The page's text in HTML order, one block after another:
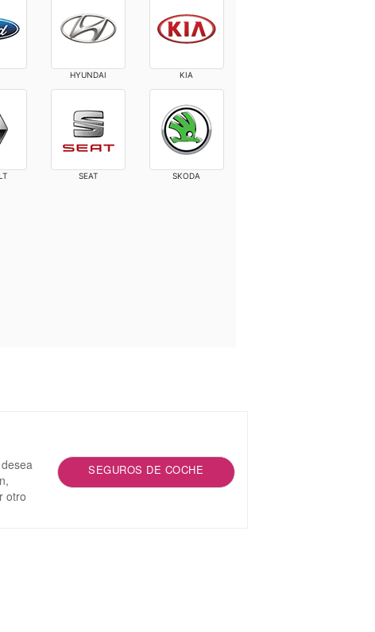
HYUNDAI KIA
SEAT SKODA
otro
SEGUROS DE COCHE